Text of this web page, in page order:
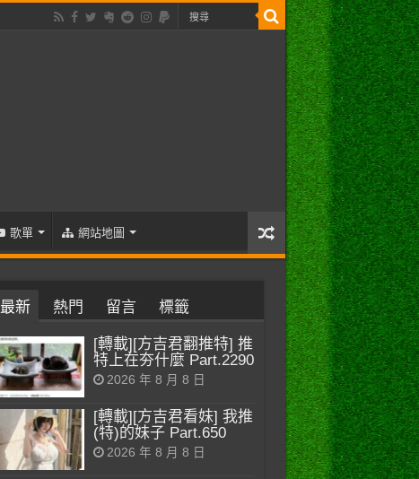
歌單 網站地圖
最新 熱門 留言 標籤
[轉載][方吉君翻推特] 推
特上在夯什麼 Part.2290
2026 年 8 月 8 日
[轉載][方吉君看妹] 我推
(特)的妹子 Part.650
2026 年 8 月 8 日